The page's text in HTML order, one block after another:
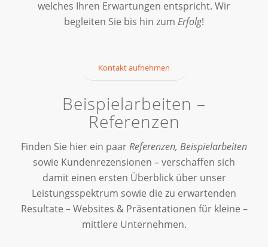
welches Ihren Erwartungen entspricht. Wir
begleiten Sie bis hin zum Erfolg!
Kontakt aufnehmen
Beispielarbeiten –
Referenzen
Finden Sie hier ein paarReferenzen, Beispielarbeiten
sowie Kundenrezensionen – verschaffen sich
damit einen ersten Überblick über unser
Leistungsspektrum sowie die zu erwartenden
Resultate – Websites & Präsentationen für kleine –
mittlere Unternehmen.